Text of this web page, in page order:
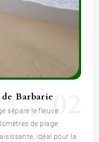
02
Barbarie
sépare le fleuve
de plage
idéal pour la